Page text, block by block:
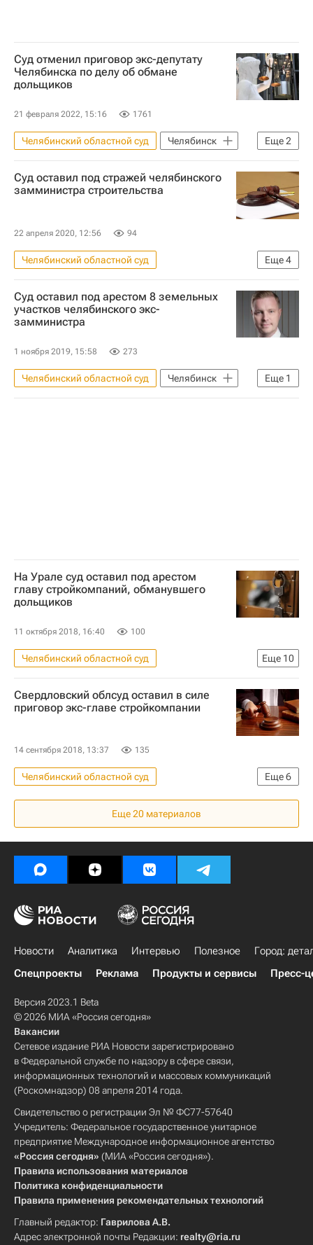
Суд отменил приговор экс-депутату
Челябинска по делу об обмане
дольщиков
21 февраля 2022, 15:16 1761
Еще2
Челябинский областной суд
Челябинск
Дольщики
Обманутые дольщики в России
Суд оставил под стражей челябинского
замминистра строительства
22 апреля 2020, 12:56 94
Еще4
Челябинский областной суд
Происшествия
Челябинская область
Суды
Криминал
Суд оставил под арестом 8 земельных
участков челябинского экс-
замминистра
1 ноября 2019, 15:58 273
Еще 1
Челябинский областной суд
Челябинск
Земельные участки
На Урале суд оставил под арестом
главу стройкомпаний, обманувшего
дольщиков
11 октября 2018, 16:40 100
Еще 10
Челябинский областной суд
Новости - Недвижимость
Обманутые дольщики в России
Копейск
Дольщики
Недвижимость
Суды
Россия
Свердловский облсуд оставил в силе
приговор экс-главе стройкомпании
14 сентября 2018, 13:37 135
Еще6
Челябинский областной суд
Новости - Недвижимость
Челябинская область
Челябинск
Строительство
Суды Россия
Еще20 материалов
Новости Аналитика Интервью Полезное
Город:
Спецпроекты
Реклама Продукты и сервисы Пресс-
Версия 2023.1 Beta
© 2026 МИА «Россия сегодня»
Вакансии
Сетевое издание РИА Новости зарегистрировано
в Федеральной службе по надзору в сфере связи,
информационных технологий и массовых коммуникаций
(Роскомнадзор) 08 апреля 2014 года.
Свидетельство о регистрации Эл № ФС77-57640
Учредитель: Федеральное государственное унитарное
предприятие Международное информационное агентство
«Россия сегодня» (МИА «Россия сегодня»).
Правила использования материалов
Политика конфиденциальности
Правила применения рекомендательных технологий
Главный редактор: Гаврилова А.В.
Адрес электронной почты Редакции: realty@ria.ru